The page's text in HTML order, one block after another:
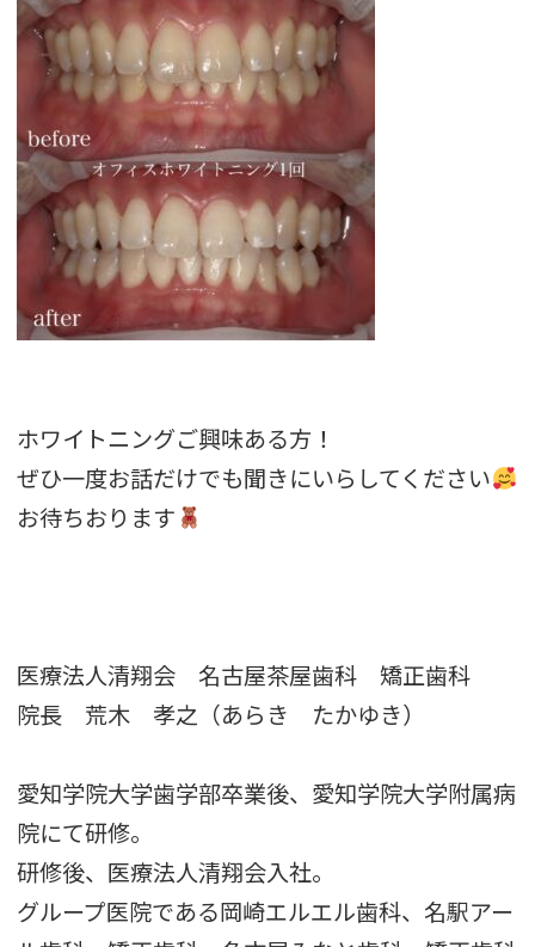
ホワイトニングご興味ある方！
ぜひ一度お話だけでも聞きにいらしてください
お待ちおります
医療法人清翔会 名古屋茶屋歯科 矯正歯科
院長 荒木 孝之（あらき たかゆき）
愛知学院大学歯学部卒業後、愛知学院大学附属病
院にて研修。
研修後、医療法人清翔会入社。
グループ医院である岡崎エルエル歯科、名駅アー